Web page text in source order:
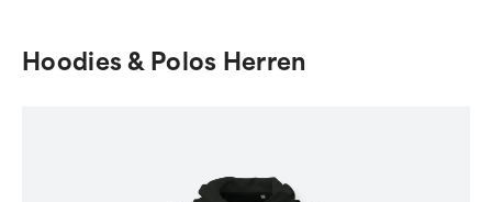
Hoodies & Polos Herren